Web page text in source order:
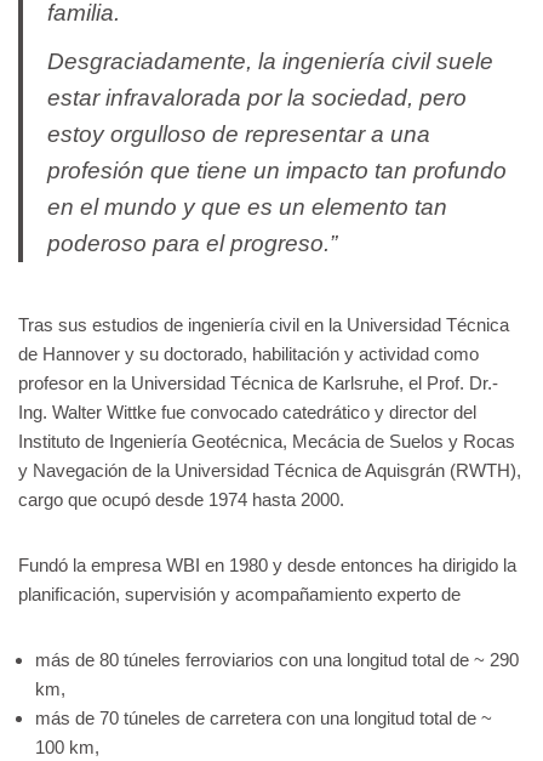
familia.
Desgraciadamente, la ingeniería civil suele
estar infravalorada por la sociedad, pero
estoy orgulloso de representar a una
profesión que tiene un impacto tan profundo
en el mundo y que es un elemento tan
poderoso para el progreso.”
Tras sus estudios de ingeniería civil en la Universidad Técnica
de Hannover y su doctorado, habilitación y actividad como
profesor en la Universidad Técnica de Karlsruhe, el Prof. Dr.-
Ing. Walter Wittke fue convocado catedrático y director del
Instituto de Ingeniería Geotécnica, Mecácia de Suelos y Rocas
y Navegación de la Universidad Técnica de Aquisgrán (RWTH),
cargo que ocupó desde 1974 hasta 2000.
Fundó la empresa WBI en 1980 y desde entonces ha dirigido la
planificación, supervisión y acompañamiento experto de
más de 80 túneles ferroviarios con una longitud total de ~ 290
km,
más de 70 túneles de carretera con una longitud total de ~
100 km,